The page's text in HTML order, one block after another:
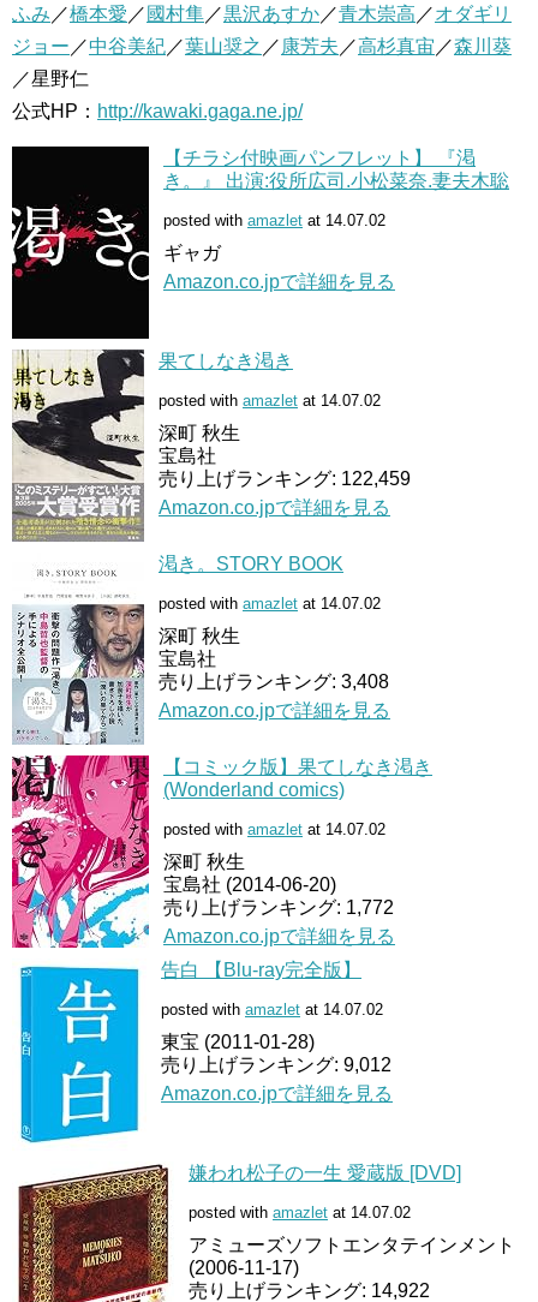
ふみ ／橋本愛 ／ 國村隼／黒沢あすか／青木崇高 ／オダギリ
ジョー ／中谷美紀／葉山奨之 ／ 康芳夫 ／高杉真宙 ／森川葵
／星野仁
公式HP： http://kawaki.gaga.ne.jp/
【チラシ付映画パンフレット】 『渇
き。』 出演:役所広司.小松菜奈.妻夫木聡
posted with amazlet at 14.07.02
ギャガ
Amazon.co.jpで詳細を見る
果てしなき渇き
posted with amazlet at 14.07.02
深町 秋生
宝島社
売り上げランキング: 122,459
Amazon.co.jpで詳細を見る
渇き。STORY BOOK
posted with amazlet at 14.07.02
深町 秋生
宝島社
売り上げランキング: 3,408
Amazon.co.jpで詳細を見る
【コミック版】果てしなき渇き
(Wonderland comics)
posted with amazlet at 14.07.02
深町 秋生
宝島社 (2014-06-20)
売り上げランキング: 1,772
Amazon.co.jpで詳細を見る
告白 【Blu-ray完全版】
posted with amazlet at 14.07.02
東宝 (2011-01-28)
売り上げランキング: 9,012
Amazon.co.jpで詳細を見る
嫌われ松子の一生 愛蔵版 [DVD]
posted with amazlet at 14.07.02
アミューズソフトエンタテインメント
(2006-11-17)
売り上げランキング: 14,922